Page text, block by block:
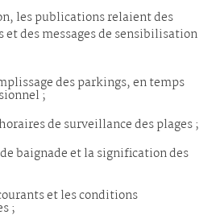
les publications relaient des
des messages de sensibilisation
des parkings, en temps
;
de surveillance des plages ;
baignade et la signification des
et les conditions
;